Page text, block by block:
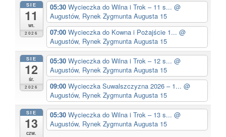
SIE
11
wt.
2026
05:30 Wycieczka do Wilna i Trok – 11 s... @
Augustów, Rynek Zygmunta Augusta 15
07:00 Wycieczka do Kowna i Pożajście 1... @
Augustów, Rynek Zygmunta Augusta 15
SIE
12
śr.
2026
05:30 Wycieczka do Wilna i Trok – 12 s... @
Augustów, Rynek Zygmunta Augusta 15
09:00 Wycieczka Suwalszczyzna 2026 – 1... @
Augustów, Rynek Zygmunta Augusta 15
SIE
13
czw.
05:30 Wycieczka do Wilna i Trok – 13 s... @
Augustów, Rynek Zygmunta Augusta 15